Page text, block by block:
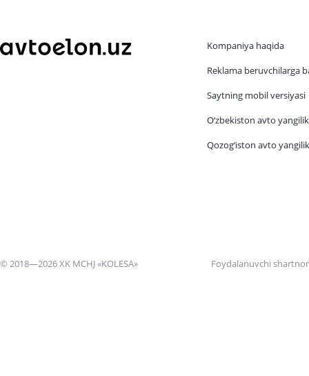
Kompaniya haqida
Reklama beruvchilarga
Saytning mobil versiyasi
O‘zbekiston avto
Qozog‘iston avto
© 2018—2026 XK MCHJ «KOLESA» Foydalanuvchi